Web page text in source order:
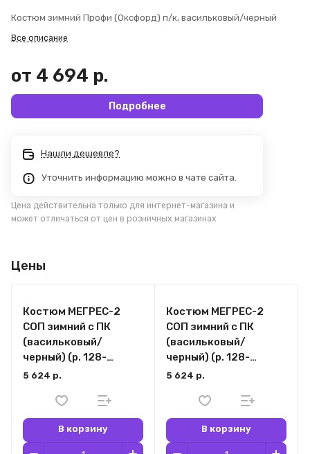
Костюм зимний Профи (Оксфорд) п/к, васильковый/черный
Все описание
от 4 694 р.
Подробнее
Нашли дешевле?
Уточнить информацию можно в чате сайта.
Цена действительна только для интернет-магазина и
может отличаться от цен в розничных магазинах
Цены
Костюм МЕГРЕС-2
СОП зимний с ПК
(васильковый/
черный) (р. 128-
132/170-176)
5 624 р.
В корзину
Костюм МЕГРЕС-2
СОП зимний с ПК
(васильковый/
черный) (р. 128-
132/182-188)
5 624 р.
В корзину